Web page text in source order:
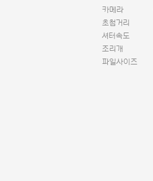
카메라
초첨거리
셔터속도
조리개
파일사이즈